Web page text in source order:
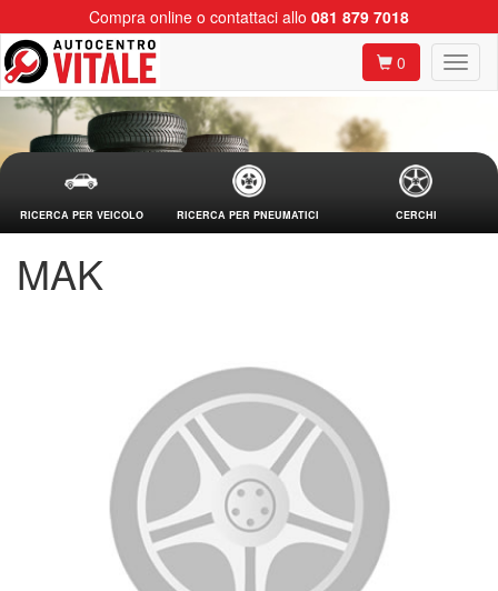
Compra online o contattaci allo 081 879 7018
0
RICERCA PER VEICOLO RICERCA PER PNEUMATICI CERCHI
MAK